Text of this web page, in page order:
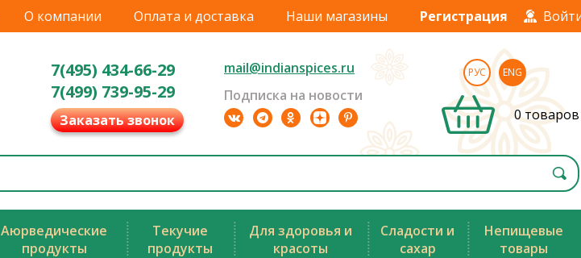
О компании Оплата и доставка Наши магазины Регистрация
7(495) 434-66-29
7(499) 739-95-29
Заказать звонок
mail@indianspices.ru
Подписка на новости
РУС ENG
0 товаров
Аюрведические
продукты
Текучие
продукты
Для здоровья и
красоты
Сладости и
сахар
Непищевые
товары